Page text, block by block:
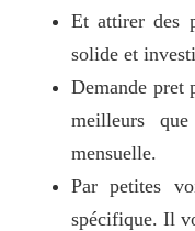
Et attirer des
solide et
Demande pret
meilleurs
mensuelle.
Par petites
spécifique. Il